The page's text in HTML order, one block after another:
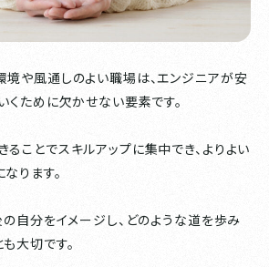
や風通しのよい職場は、エンジニアが安
くために欠かせない要素です。
ことでスキルアップに集中でき、よりよい
ります。
自分をイメージし、どのような道を歩み
大切です。